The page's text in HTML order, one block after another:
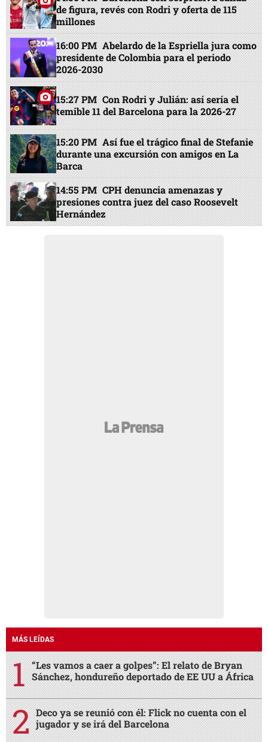
de figura, revés con Rodri y oferta de 115
millones
16:00 PM Abelardo de la Espriella jura como
presidente de Colombia para el periodo
2026-2030
15:27 PM Con Rodri y Julián: así sería el
temible 11 del Barcelona para la 2026-27
15:20 PM Así fue el trágico final de Stefanie
durante una excursión con amigos en La
Barca
14:55 PM CPH denuncia amenazas y
presiones contra juez del caso Roosevelt
Hernández
MÁS LEÍDAS
“Les vamos a caer a golpes”: El relato de Bryan
Sánchez, hondureño deportado de EE UU a África
Deco ya se reunió con él: Flick no cuenta con el
jugador y se irá del Barcelona